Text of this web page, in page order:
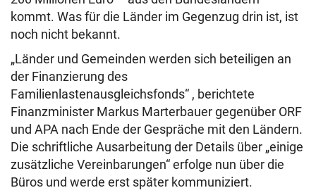
kommt. Was für die Länder im Gegenzug drin ist, ist
noch nicht bekannt.
„Länder und Gemeinden werden sich beteiligen an
der Finanzierung des
Familienlastenausgleichsfonds“ , berichtete
Finanzminister Markus Marterbauer gegenüber ORF
und APA nach Ende der Gespräche mit den Ländern.
Die schriftliche Ausarbeitung der Details über „einige
zusätzliche Vereinbarungen“ erfolge nun über die
Büros und werde erst später kommuniziert.